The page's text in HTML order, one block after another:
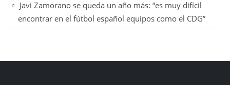
Javi Zamorano se queda un año más: “es muy difícil
encontrar en el fútbol español equipos como el CDG”